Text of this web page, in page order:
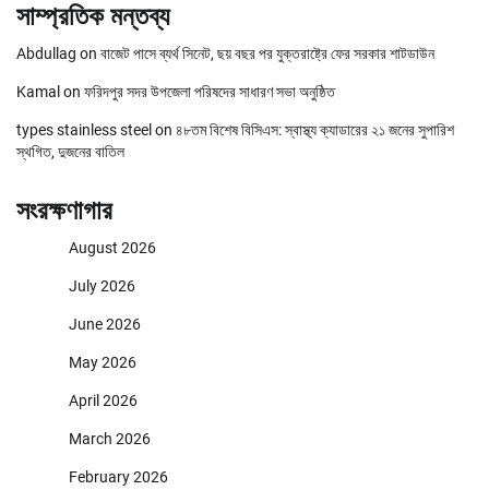
সাম্প্রতিক মন্তব্য
Abdullag on বাজেট পাসে ব্যর্থ সিনেট, ছয় বছর পর যুক্তরাষ্ট্রে ফের সরকার শাটডাউন
Kamal on ফরিদপুর সদর উপজেলা পরিষদের সাধারণ সভা অনুষ্ঠিত
types stainless steel on ৪৮তম বিশেষ বিসিএস: স্বাস্থ্য ক্যাডারের ২১ জনের সুপারিশ
স্থগিত, দুজনের বাতিল
সংরক্ষণাগার
August 2026
July 2026
June 2026
May 2026
April 2026
March 2026
February 2026